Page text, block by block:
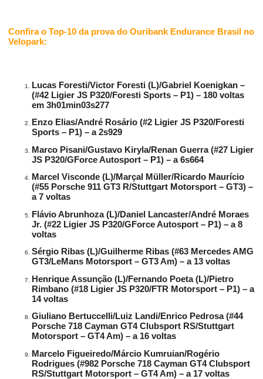
Confira o Top-10 da prova do Ouribank Endurance Brasil no
Velopark:
Lucas Foresti/Victor Foresti (L)/Gabriel Koenigkan –
(#42 Ligier JS P320/Foresti Sports – P1) – 180 voltas
em 3h01min03s277
Enzo Elias/André Rosário (#2 Ligier JS P320/Foresti
Sports – P1) – a 2s929
Marco Pisani/Gustavo Kiryla/Renan Guerra (#27 Ligier
JS P320/GForce Autosport – P1) – a 6s664
Marcel Visconde (L)/Marçal Müller/Ricardo Maurício
(#55 Porsche 911 GT3 R/Stuttgart Motorsport – GT3) –
a 7 voltas
Flávio Abrunhoza (L)/Daniel Lancaster/André Moraes
Jr. (#22 Ligier JS P320/GForce Autosport – P1) – a 8
voltas
Sérgio Ribas (L)/Guilherme Ribas (#63 Mercedes AMG
GT3/LeMans Motorsport – GT3 Am) – a 13 voltas
Henrique Assunção (L)/Fernando Poeta (L)/Pietro
Rimbano (#18 Ligier JS P320/FTR Motorsport – P1) – a
14 voltas
Giuliano Bertuccelli/Luiz Landi/Enrico Pedrosa (#44
Porsche 718 Cayman GT4 Clubsport RS/Stuttgart
Motorsport – GT4 Am) – a 16 voltas
Marcelo Figueiredo/Márcio Kumruian/Rogério
Rodrigues (#982 Porsche 718 Cayman GT4 Clubsport
RS/Stuttgart Motorsport – GT4 Am) – a 17 voltas